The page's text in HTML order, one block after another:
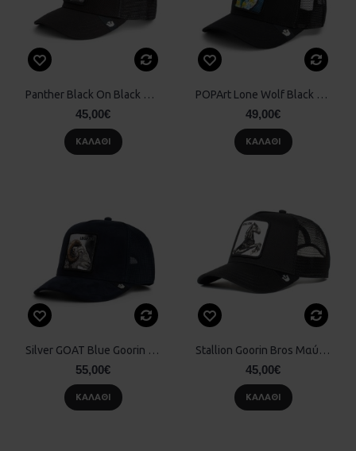
Panther Black On Black Goorin Bros
45,00€
ΚΑΛΆΘΙ
POPArt Lone Wolf Black Goorin Bros
49,00€
ΚΑΛΆΘΙ
Silver GOAT Blue Goorin Bros
55,00€
ΚΑΛΆΘΙ
Stallion Goorin Bros Μαύρο
45,00€
ΚΑΛΆΘΙ